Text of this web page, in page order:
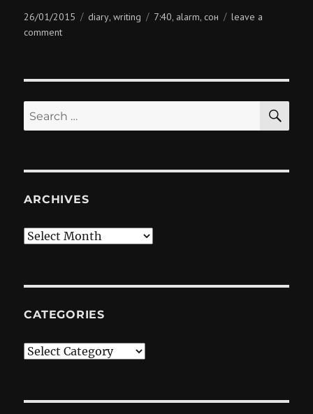
Posted
on
26/01/2015 Categories
diary,writing Tags
7:40, alarm,сон
leave a
commenton
Search
for:
ARCHIVES
Archives
CATEGORIES
Categories